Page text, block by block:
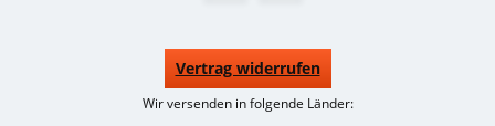
Vertrag widerrufen
Wir versenden in folgende Länder: